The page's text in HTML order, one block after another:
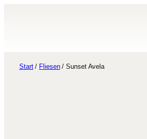
Start/ Fliesen/ Sunset Avela